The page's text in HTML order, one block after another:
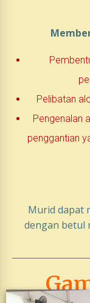
Pelibatan
Pengenalan
penggantian
Murid dapat
dengan betul